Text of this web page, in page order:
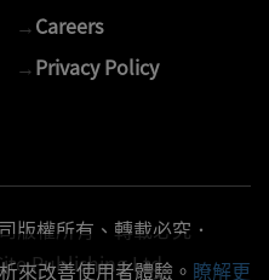
→Careers
→Privacy Policy
版權所有、轉載必究．
Publishing Ltd.
來改善使用者體驗。 瞭解更